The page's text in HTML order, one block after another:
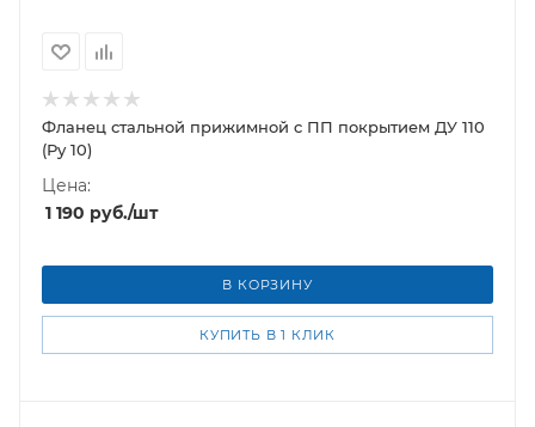
Фланец стальной прижимной c ПП покрытием ДУ 110
(Ру 10)
Цена:
1 190 руб./шт
В КОРЗИНУ
КУПИТЬ В 1 КЛИК